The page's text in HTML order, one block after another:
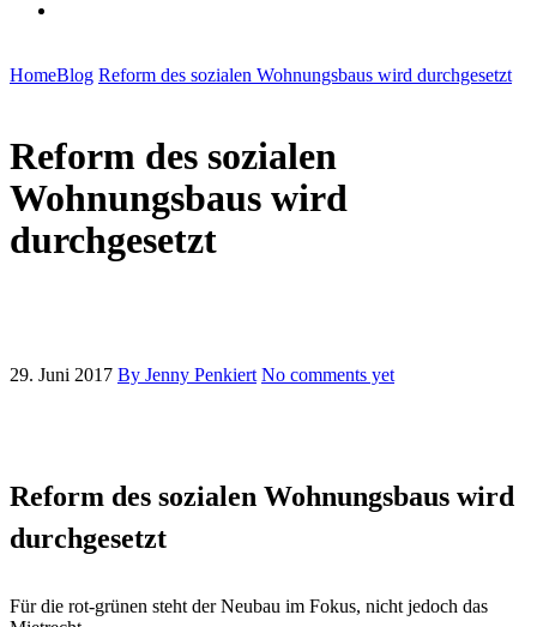
HomeBlog Reform des sozialen Wohnungsbaus wird durchgesetzt
Reform des sozialen
Wohnungsbaus wird
durchgesetzt
29. Juni 2017 By Jenny Penkiert No comments yet
Reform des sozialen Wohnungsbaus wird
durchgesetzt
Für die rot-grünen steht der Neubau im Fokus, nicht jedoch das